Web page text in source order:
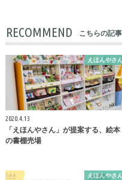
RECOMMEND こちらの記
えほんやさ
2020.4.13
「えほんやさん」が提案する、絵本
の書棚売場
えほんやさ